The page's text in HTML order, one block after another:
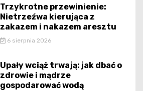
Trzykrotne przewinienie:
Nietrzeźwa kierująca z
zakazem i nakazem aresztu
6 sierpnia 2026
Upały wciąż trwają: jak dbać o
zdrowie i mądrze
gospodarować wodą